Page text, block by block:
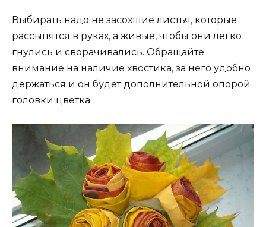
Выбирать надо не засохшие листья, которые
рассыпятся в руках, а живые, чтобы они легко
гнулись и сворачивались. Обращайте
внимание на наличие хвостика, за него удобно
держаться и он будет дополнительной опорой
головки цветка.